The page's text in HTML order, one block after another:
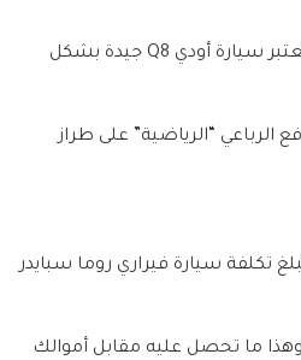
تعتبر سيارة أودي Q8 جيدة بشكل
الرباعي “الرياضية” على طراز
تكلفة سيارة فيراري روما سبايدر